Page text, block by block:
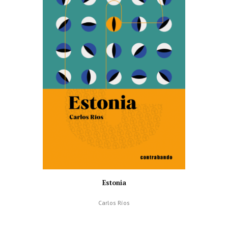
Estonia
Carlos Ríos